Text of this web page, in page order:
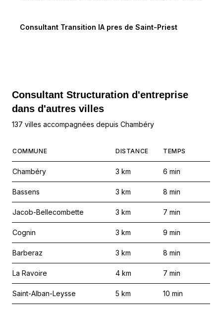
Consultant Transition IA pres de Saint-Priest
Consultant Structuration d'entreprise
dans d'autres villes
137 villes accompagnées depuis Chambéry
COMMUNE DISTANCE TEMPS
Chambéry 3 km 6 min
Bassens 3 km 8 min
Jacob-Bellecombette 3 km 7 min
Cognin 3 km 9 min
Barberaz 3 km 8 min
La Ravoire 4 km 7 min
Saint-Alban-Leysse 5 km 10 min